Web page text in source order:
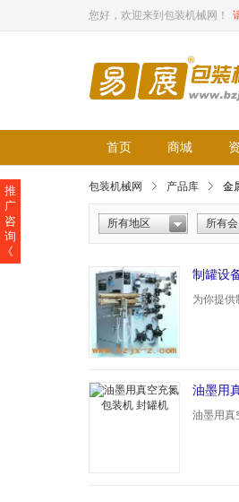
您好，欢迎来到包装机械网！
首页 商城
包装机械网 产品库 金
所有地区 所有
制罐设
为你提供
油墨用
油墨用真
推
广
咨
询
《